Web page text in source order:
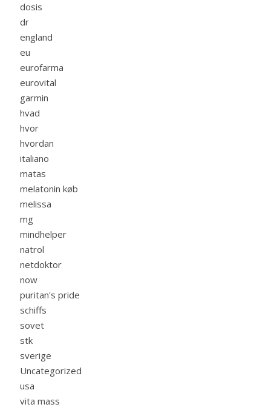
dosis
dr
england
eu
eurofarma
eurovital
garmin
hvad
hvor
hvordan
italiano
matas
melatonin køb
melissa
mg
mindhelper
natrol
netdoktor
now
puritan's pride
schiffs
sovet
stk
sverige
Uncategorized
usa
vita mass